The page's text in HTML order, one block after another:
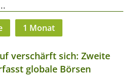
1 Monat
verschärft sich: Zweite
globale Börsen